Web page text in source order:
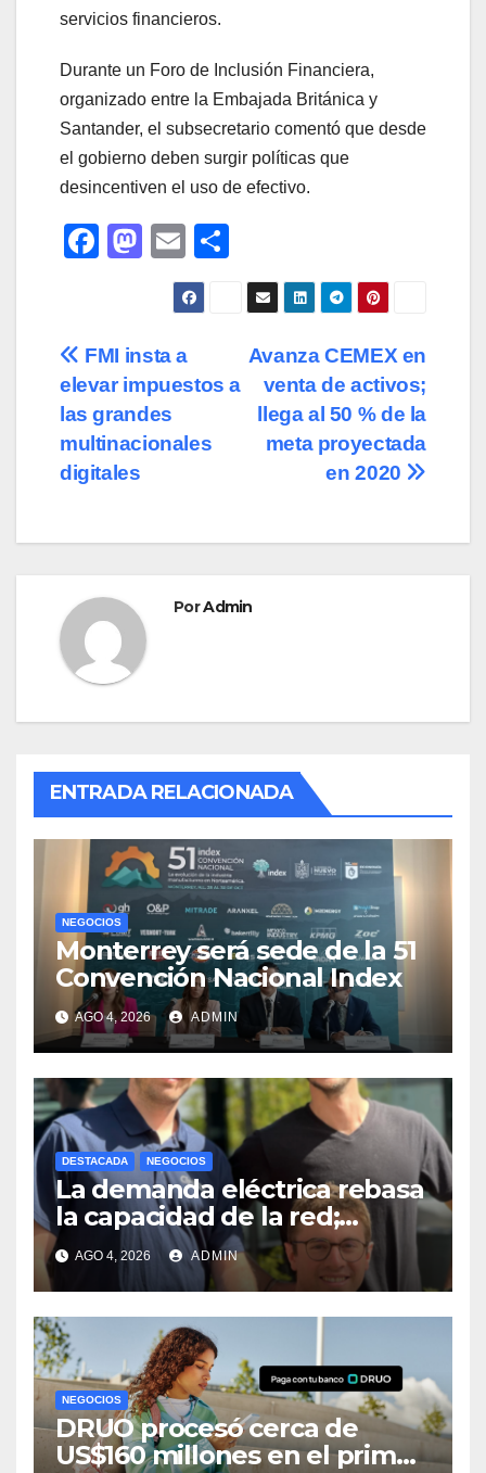
servicios financieros.
Durante un Foro de Inclusión Financiera,
organizado entre la Embajada Británica y
Santander, el subsecretario comentó que desde
el gobierno deben surgir políticas que
desincentiven el uso de efectivo.
F
e
b
o
o
k
M
o
d
o
n
E
m
ail
o
m
ar
Navegación
de
entradas
Avanza CEMEX en
venta de activos;
llega al 50 % de la
meta proyectada
en 2020
FMI insta a
elevar impuestos a
las grandes
multinacionales
digitales
PorAdmin
ENTRADA RELACIONADA
NEGOCIOS
Monterrey será sede de la 51
Convención Nacional Index
AGO 4, 2026 ADMIN
DESTACADA NEGOCIOS
La demanda eléctrica rebasa
la capacidad de la red;
buscan aliviarla con baterías
AGO 4, 2026 ADMIN
NEGOCIOS
DRUO procesó cerca de
US$160 millones en el primer